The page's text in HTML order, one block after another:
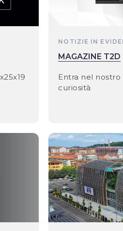
NOTIZIE IN
MAGAZINE T2D
Entra nel
curiosità